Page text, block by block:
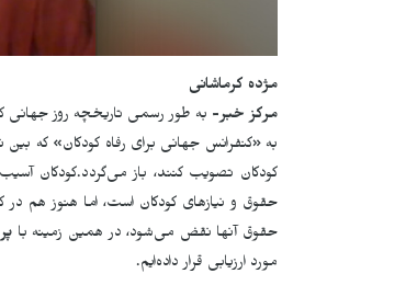
مژده کرماشانی
مرکز خبر- بە طور رسمی تاریخچه روز جهانی
کودکان تصویب کنند، باز می‌گردد.کودکان
حقوق و نیازهای کودکان است، اما هنوز هم
حقوق آنها نقض می‌شود، در همین زمینە با
مورد ارزیابی قرار دادەایم.